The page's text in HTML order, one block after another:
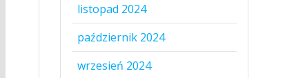
listopad 2024
październik 2024
wrzesień 2024